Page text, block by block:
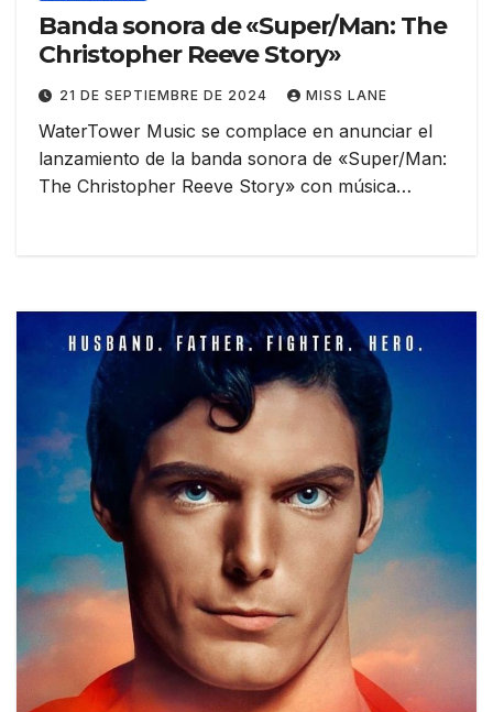
Banda sonora de «Super/Man: The
Christopher Reeve Story»
21 DE SEPTIEMBRE DE 2024 MISS LANE
WaterTower Music se complace en anunciar el
lanzamiento de la banda sonora de «Super/Man:
The Christopher Reeve Story» con música…